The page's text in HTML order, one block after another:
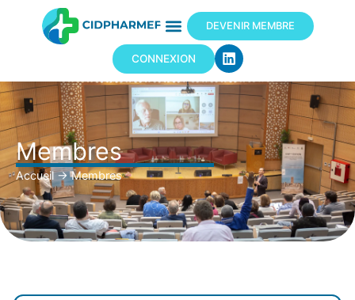
DEVENIR MEMBRE
CONNEXION
Membres
Accueil→Membres